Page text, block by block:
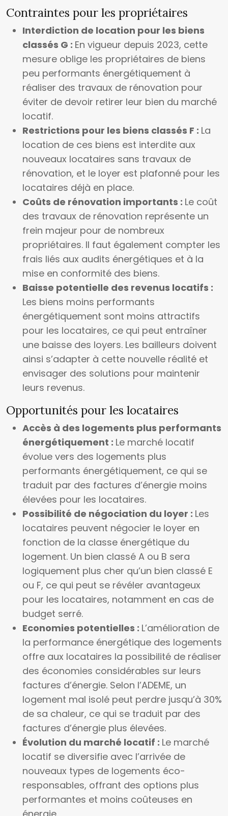
Contraintes pour les propriétaires
Interdiction de location pour les biens
classés G : En vigueur depuis 2023, cette
mesure oblige les propriétaires de biens
peu performants énergétiquement à
réaliser des travaux de rénovation pour
éviter de devoir retirer leur bien du marché
locatif.
Restrictions pour les biens classés F : La
location de ces biens est interdite aux
nouveaux locataires sans travaux de
rénovation, et le loyer est plafonné pour les
locataires déjà en place.
Coûts de rénovation importants : Le coût
des travaux de rénovation représente un
frein majeur pour de nombreux
propriétaires. Il faut également compter les
frais liés aux audits énergétiques et à la
mise en conformité des biens.
Baisse potentielle des revenus locatifs :
Les biens moins performants
énergétiquement sont moins attractifs
pour les locataires, ce qui peut entraîner
une baisse des loyers. Les bailleurs doivent
ainsi s’adapter à cette nouvelle réalité et
envisager des solutions pour maintenir
leurs revenus.
Opportunités pour les locataires
Accès à des logements plus performants
énergétiquement : Le marché locatif
évolue vers des logements plus
performants énergétiquement, ce qui se
traduit par des factures d’énergie moins
élevées pour les locataires.
Possibilité de négociation du loyer : Les
locataires peuvent négocier le loyer en
fonction de la classe énergétique du
logement. Un bien classé A ou B sera
logiquement plus cher qu’un bien classé E
ou F, ce qui peut se révéler avantageux
pour les locataires, notamment en cas de
budget serré.
Economies potentielles : L’amélioration de
la performance énergétique des logements
offre aux locataires la possibilité de réaliser
des économies considérables sur leurs
factures d’énergie. Selon l’ADEME, un
logement mal isolé peut perdre jusqu’à 30%
de sa chaleur, ce qui se traduit par des
factures d’énergie plus élevées.
Évolution du marché locatif : Le marché
locatif se diversifie avec l’arrivée de
nouveaux types de logements éco-
responsables, offrant des options plus
performantes et moins coûteuses en
énergie.